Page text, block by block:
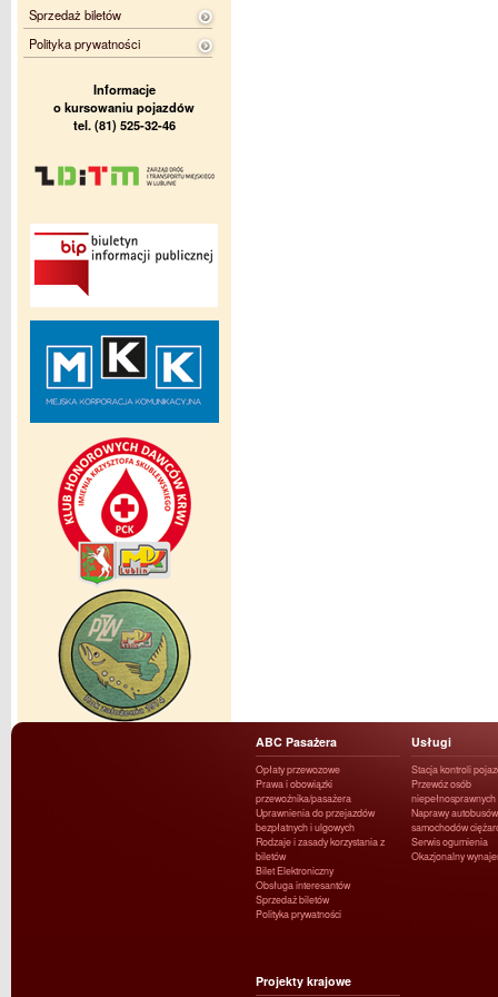
Sprzedaż biletów
Polityka prywatności
Informacje
o kursowaniu pojazdów
tel. (81) 525-32-46
ABC Pasażera
Opłaty przewozowe
Prawa i obowiązki
przewoźnika/pasażera
Uprawnienia do przejazdów
bezpłatnych i ulgowych
Rodzaje i zasady korzystania z
biletów
Bilet Elektroniczny
Obsługa interesantów
Sprzedaż biletów
Polityka prywatności
Usługi
Stacja kontroli
Przewóz osób
niepełnosprawnych
Naprawy
samochodów
Serwis ogumienia
Okazjonalny
Projekty krajowe